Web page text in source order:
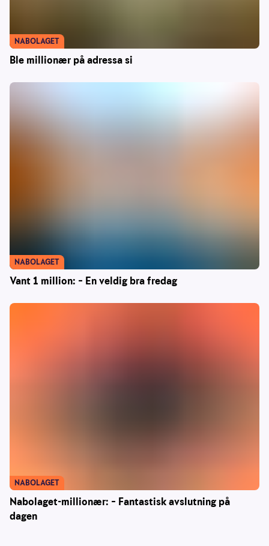
Ble millionær på adressa si
NABOLAGET
Vant 1 million: – En veldig bra fredag
NABOLAGET
Nabolaget-millionær: – Fantastisk avslutning på
dagen
NABOLAGET